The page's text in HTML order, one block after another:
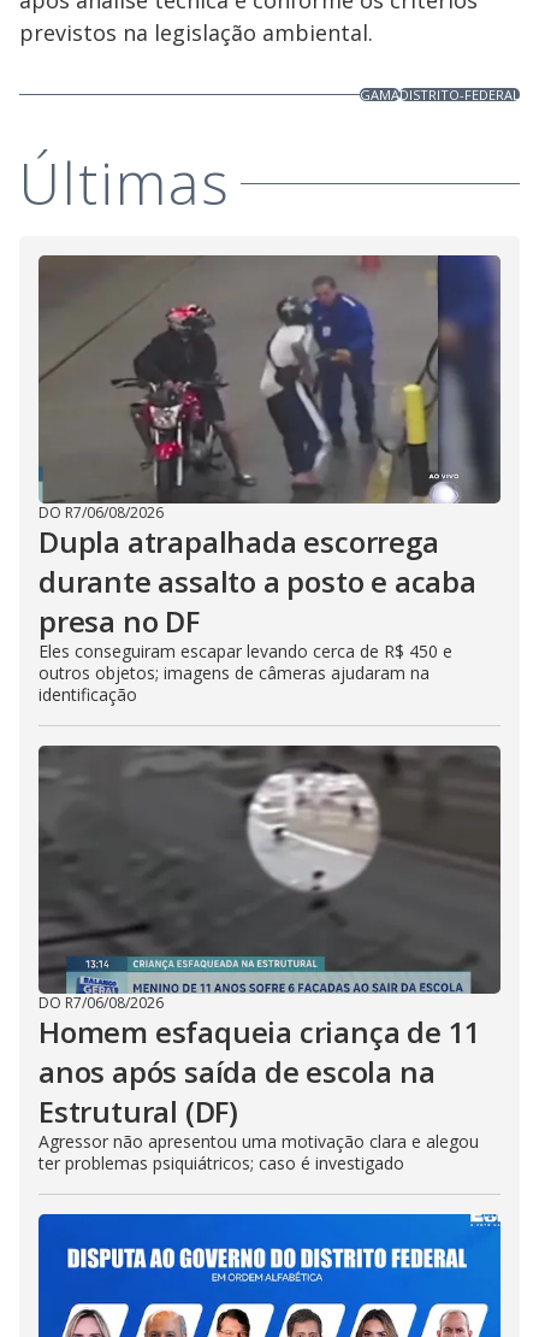
previstos na legislação ambiental.
GAMADISTRITO-FEDERAL
Últimas
DO R7/06/08/2026
Dupla atrapalhada escorrega
durante assalto a posto e acaba
presa no DF
Eles conseguiram escapar levando cerca de R$ 450 e
outros objetos; imagens de câmeras ajudaram na
identificação
DO R7/06/08/2026
Homem esfaqueia criança de 11
anos após saída de escola na
Estrutural (DF)
Agressor não apresentou uma motivação clara e alegou
ter problemas psiquiátricos; caso é investigado